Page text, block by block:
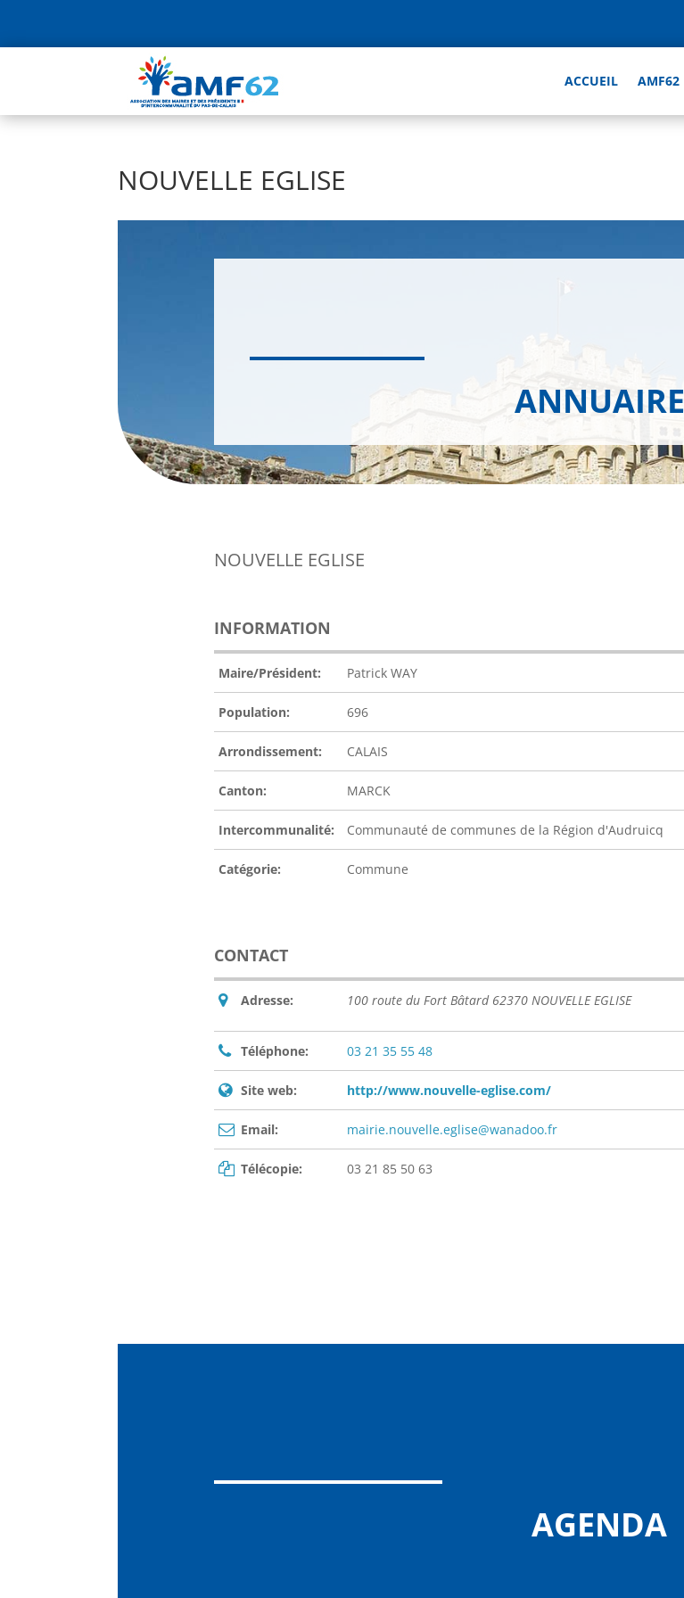
ACCUEIL AMF62
NOUVELLE EGLISE
ANNUAIRE
NOUVELLE EGLISE
INFORMATION
Maire/Président: Patrick WAY
Population: 696
Arrondissement: CALAIS
Canton: MARCK
Intercommunalité: Communauté de communes de la Région d'Audruicq
Catégorie: Commune
CONTACT
Adresse: 100 route du Fort Bâtard 62370 NOUVELLE EGLISE
Téléphone: 03 21 35 55 48
Site web: http://www.nouvelle-eglise.com/
Email: mairie.nouvelle.eglise@wanadoo.fr
Télécopie: 03 21 85 50 63
AGENDA